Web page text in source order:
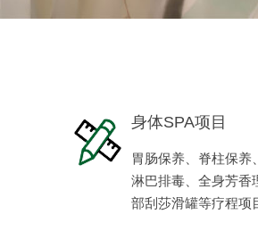
身体SPA项目
胃肠保养、脊柱保养
淋巴排毒、全身芳香
部刮莎滑罐等疗程项